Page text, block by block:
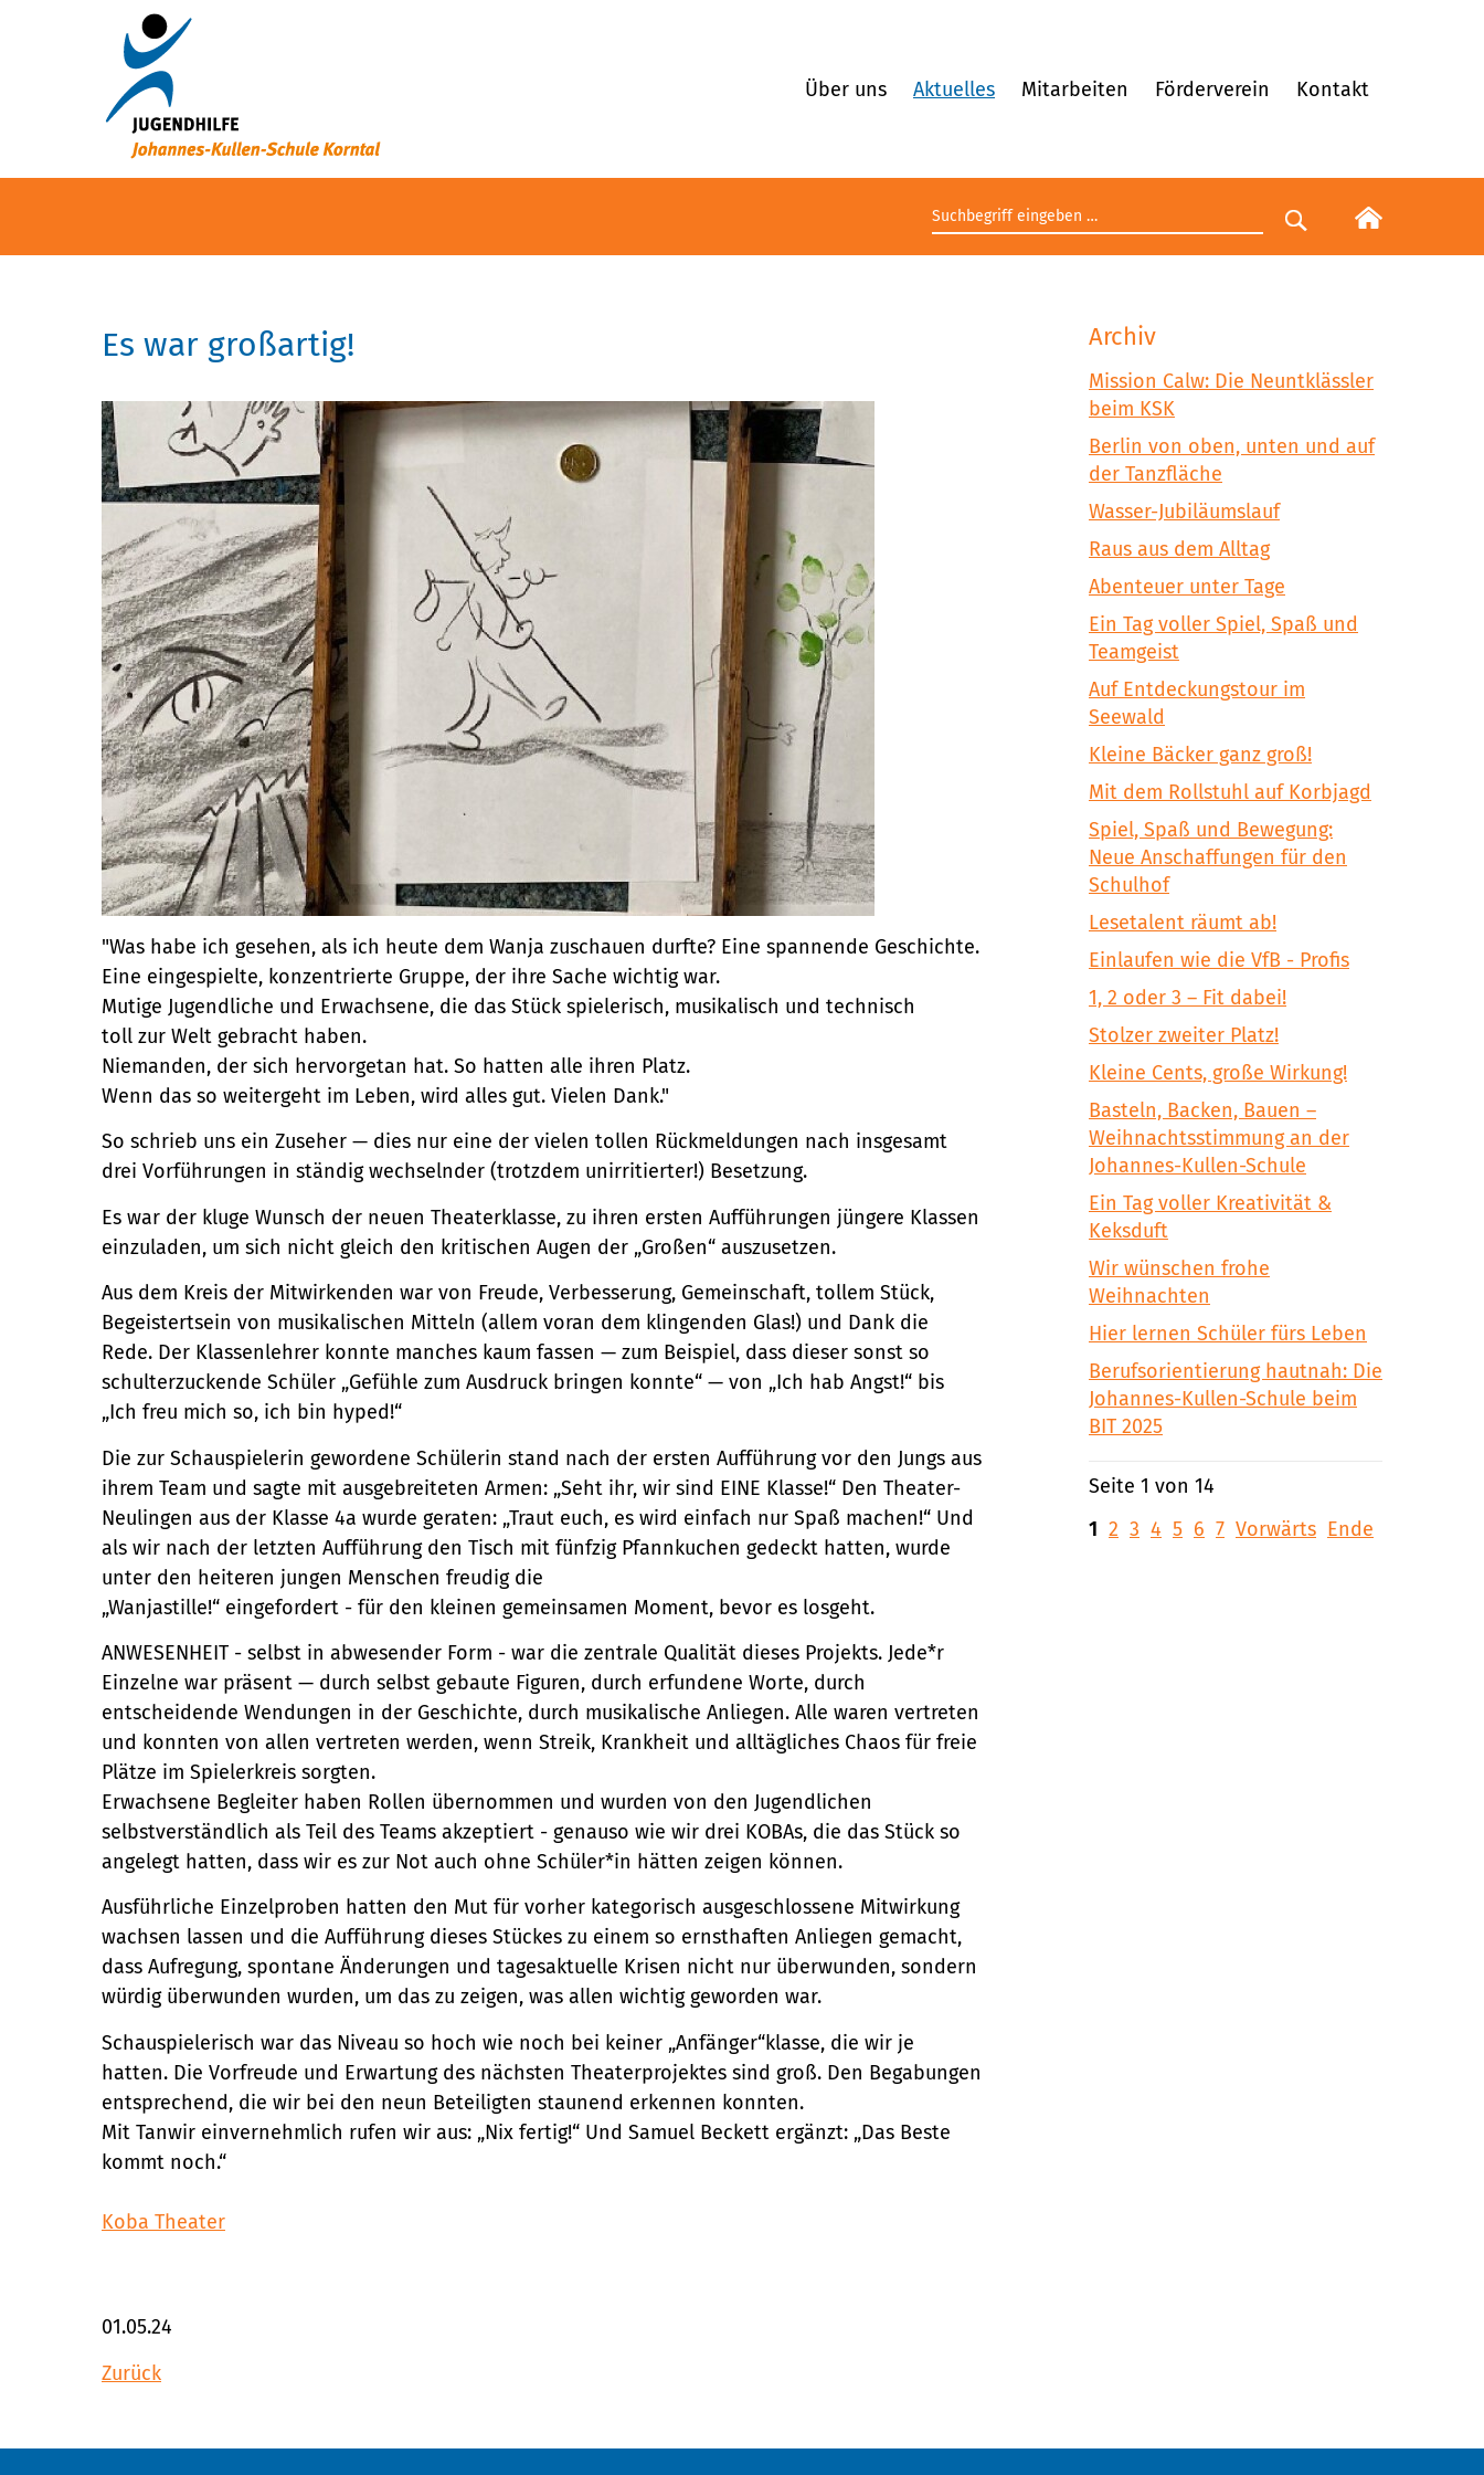
Über uns Aktuelles Mitarbeiten Förderverein Kontakt
Suchbegriff eingeben
Suche starten
Es war großartig!
"Was habe ich gesehen, als ich heute dem Wanja zuschauen durfte? Eine spannende Geschichte.
Eine eingespielte, konzentrierte Gruppe, der ihre Sache wichtig war.
Mutige Jugendliche und Erwachsene, die das Stück spielerisch, musikalisch und technisch
toll zur Welt gebracht haben.
Niemanden, der sich hervorgetan hat. So hatten alle ihren Platz.
Wenn das so weitergeht im Leben, wird alles gut. Vielen Dank."
So schrieb uns ein Zuseher — dies nur eine der vielen tollen Rückmeldungen nach insgesamt
drei Vorführungen in ständig wechselnder (trotzdem unirritierter!) Besetzung.
Es war der kluge Wunsch der neuen Theaterklasse, zu ihren ersten Aufführungen jüngere Klassen
einzuladen, um sich nicht gleich den kritischen Augen der „Großen“ auszusetzen.
Aus dem Kreis der Mitwirkenden war von Freude, Verbesserung, Gemeinschaft, tollem Stück,
Begeistertsein von musikalischen Mitteln (allem voran dem klingenden Glas!) und Dank die
Rede. Der Klassenlehrer konnte manches kaum fassen — zum Beispiel, dass dieser sonst so
schulterzuckende Schüler „Gefühle zum Ausdruck bringen konnte“ — von „Ich hab Angst!“ bis
„Ich freu mich so, ich bin hyped!“
Die zur Schauspielerin gewordene Schülerin stand nach der ersten Aufführung vor den Jungs aus
ihrem Team und sagte mit ausgebreiteten Armen: „Seht ihr, wir sind EINE Klasse!“ Den Theater-
Neulingen aus der Klasse 4a wurde geraten: „Traut euch, es wird einfach nur Spaß machen!“ Und
als wir nach der letzten Aufführung den Tisch mit fünfzig Pfannkuchen gedeckt hatten, wurde
unter den heiteren jungen Menschen freudig die
„Wanjastille!“ eingefordert - für den kleinen gemeinsamen Moment, bevor es losgeht.
ANWESENHEIT - selbst in abwesender Form - war die zentrale Qualität dieses Projekts. Jede*r
Einzelne war präsent — durch selbst gebaute Figuren, durch erfundene Worte, durch
entscheidende Wendungen in der Geschichte, durch musikalische Anliegen. Alle waren vertreten
und konnten von allen vertreten werden, wenn Streik, Krankheit und alltägliches Chaos für freie
Plätze im Spielerkreis sorgten.
Erwachsene Begleiter haben Rollen übernommen und wurden von den Jugendlichen
selbstverständlich als Teil des Teams akzeptiert - genauso wie wir drei KOBAs, die das Stück so
angelegt hatten, dass wir es zur Not auch ohne Schüler*in hätten zeigen können.
Ausführliche Einzelproben hatten den Mut für vorher kategorisch ausgeschlossene Mitwirkung
wachsen lassen und die Aufführung dieses Stückes zu einem so ernsthaften Anliegen gemacht,
dass Aufregung, spontane Änderungen und tagesaktuelle Krisen nicht nur überwunden, sondern
würdig überwunden wurden, um das zu zeigen, was allen wichtig geworden war.
Schauspielerisch war das Niveau so hoch wie noch bei keiner „Anfänger“klasse, die wir je
hatten. Die Vorfreude und Erwartung des nächsten Theaterprojektes sind groß. Den Begabungen
entsprechend, die wir bei den neun Beteiligten staunend erkennen konnten.
Mit Tanwir einvernehmlich rufen wir aus: „Nix fertig!“ Und Samuel Beckett ergänzt: „Das Beste
kommt noch.“
Koba Theater
01.05.24
Zurück
Archiv
Mission Calw: Die Neuntklässler
beim KSK
Berlin von oben, unten und auf
der Tanzfläche
Wasser-Jubiläumslauf
Raus aus dem Alltag
Abenteuer unter Tage
Ein Tag voller Spiel, Spaß und
Teamgeist
Auf Entdeckungstour im
Seewald
Kleine Bäcker ganz groß!
Mit dem Rollstuhl auf Korbjagd
Spiel, Spaß und Bewegung:
Neue Anschaffungen für den
Schulhof
Lesetalent räumt ab!
Einlaufen wie die VfB - Profis
1, 2 oder 3 – Fit dabei!
Stolzer zweiter Platz!
Kleine Cents, große Wirkung!
Basteln, Backen, Bauen –
Weihnachtsstimmung an der
Johannes-Kullen-Schule
Ein Tag voller Kreativität &
Keksduft
Wir wünschen frohe
Weihnachten
Hier lernen Schüler fürs Leben
Berufsorientierung hautnah: Die
Johannes-Kullen-Schule beim
BIT 2025
Seite 1 von 14
1 2 3 4 5 6 7 Vorwärts Ende